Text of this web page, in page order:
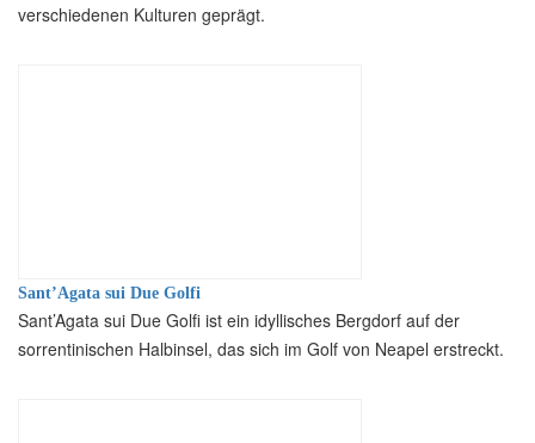
verschiedenen Kulturen geprägt.
Sant’Agata sui Due Golfi
Sant’Agata sui Due Golfi ist ein idyllisches Bergdorf auf der
sorrentinischen Halbinsel, das sich im Golf von Neapel erstreckt.